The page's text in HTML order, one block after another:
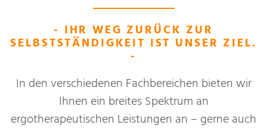
- IHR WEG ZURÜCK ZUR
SELBSTSTÄNDIGKEIT IST UNSER ZIEL.
-
In den verschiedenen Fachbereichen bieten wir
Ihnen ein breites Spektrum an
ergotherapeutischen Leistungen an – gerne auch